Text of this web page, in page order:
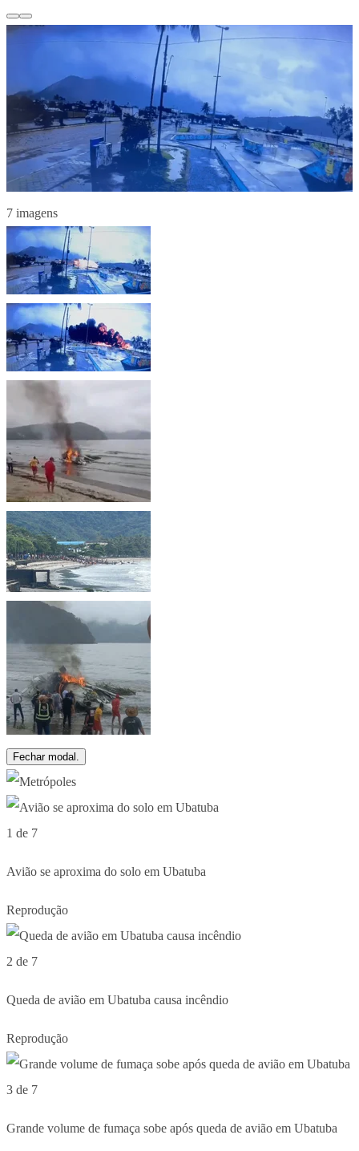
7 imagens
Fechar modal.
1 de 7
Avião se aproxima do solo em Ubatuba
Reprodução
2 de 7
Queda de avião em Ubatuba causa incêndio
Reprodução
3 de 7
Grande volume de fumaça sobe após queda de avião em Ubatuba